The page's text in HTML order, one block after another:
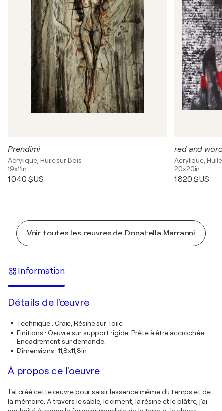
Prendimi
Acrylique, Huile sur Bois
19x11in
1 040 $US
red and
Acrylique,
20x20in
1 820 $US
Voir toutes les œuvres de Donatella Marraoni
Information
Détails de l'œuvre
Technique: Craie, Résine sur Toile
Finitions : Oeuvre sur support rigide. Prête à être accrochée.
Encadrement sur demande.
Dimensions : 11,8x11,8in
À propos de l'oeuvre
J'ai créé cette œuvre pour saisir l'essence même du temps et de
la mémoire. À travers le sable, le ciment, la résine et le plâtre, j'ai